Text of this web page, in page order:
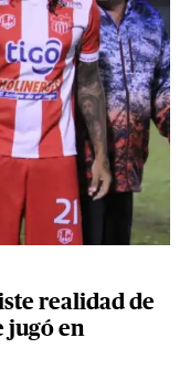
realidad de
jugó en